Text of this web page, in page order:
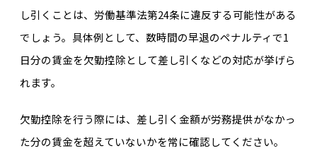
し引くことは、労働基準法第24条に違反する可能性がある
でしょう。具体例として、数時間の早退のペナルティで1
日分の賃金を欠勤控除として差し引くなどの対応が挙げら
れます。
欠勤控除を行う際には、差し引く金額が労務提供がなかっ
た分の賃金を超えていないかを常に確認してください。